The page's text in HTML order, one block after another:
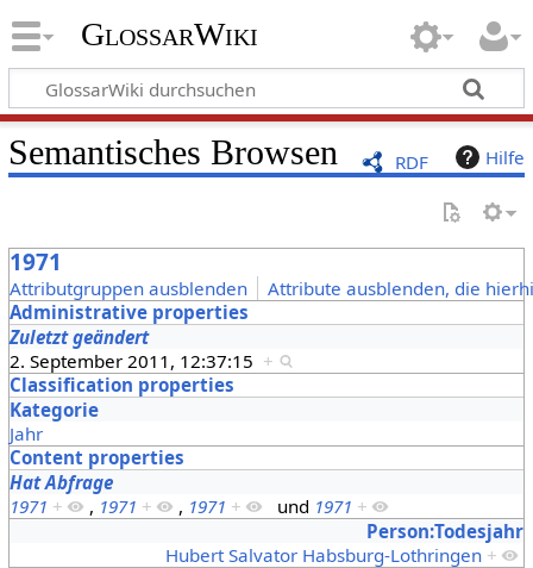
GlossarWiki
RDF Hilfe
Semantisches Browsen
1971
Attributgruppen ausblenden
Attribute ausblenden, die
Administrative properties
Zuletzt geändert
2. September 2011, 12:37:15 +
Classification properties
Kategorie
Jahr
Content properties
Hat Abfrage
1971 + , 1971 + , 1971 + und 1971 +
Person:Todesjahr
Hubert Salvator Habsburg-Lothringen +